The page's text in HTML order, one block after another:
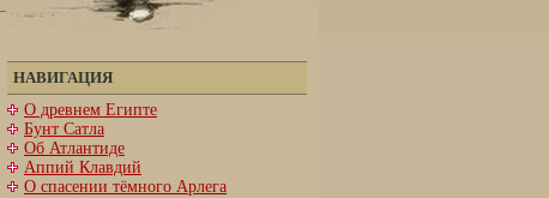
НАВИГАЦИЯ
О древнем Египте
Бунт Сатла
Об Атлантиде
Аппий Клавдий
О спасении тёмного Арлега